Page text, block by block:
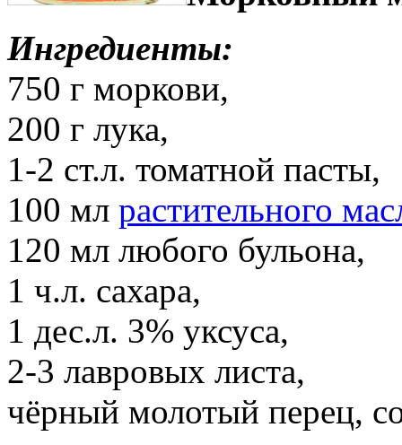
Ингредиенты:
750 г моркови,
200 г лука,
1-2 ст.л. томатной пасты,
100 мл растительного
120 мл любого бульона,
1 ч.л. сахара,
1 дес.л. 3% уксуса,
2-3 лавровых листа,
чёрный молотый перец,